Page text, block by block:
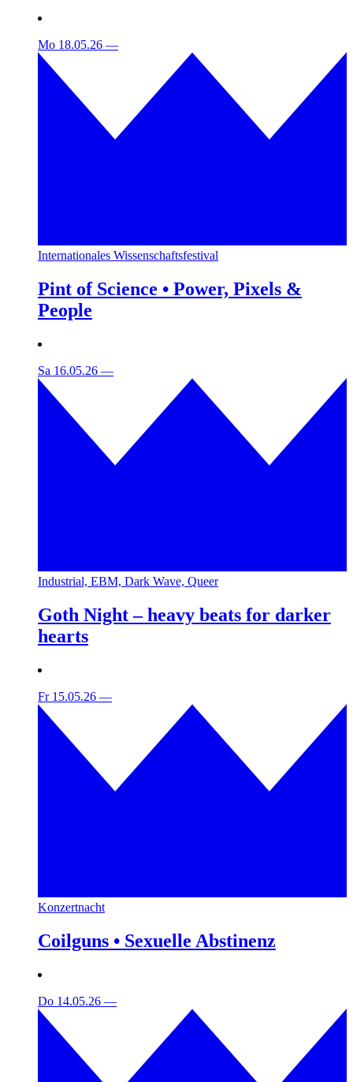
Mo 18.05.26 —
Internationales Wissenschaftsfestival
Pint of Science • Power, Pixels &
People
Sa 16.05.26 —
Industrial, EBM, Dark Wave, Queer
Goth Night – heavy beats for darker
hearts
Fr 15.05.26 —
Konzertnacht
Coilguns • Sexuelle Abstinenz
Do 14.05.26 —